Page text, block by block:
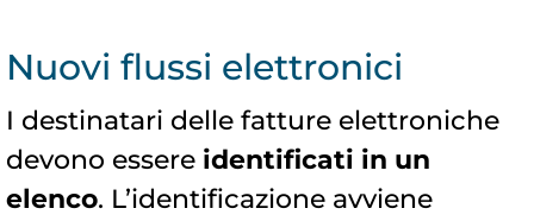
Nuovi flussi elettronici
I destinatari delle fatture elettroniche
devono essere identificati in un
elenco. L’identificazione avviene